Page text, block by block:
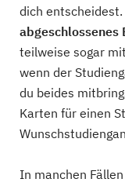
dich
teilweise sogar
wenn der
du beides
Karten für einen
In manchen